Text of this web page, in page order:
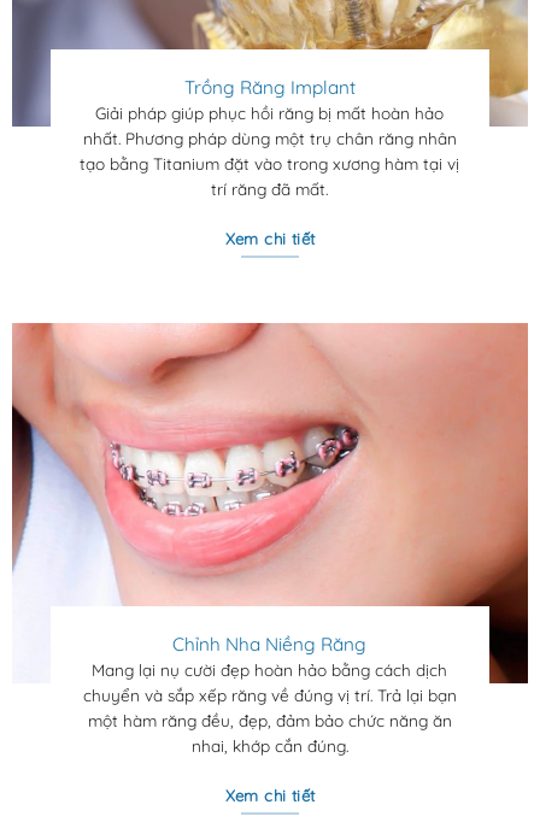
Trồng Răng Implant
Giải pháp giúp phục hồi răng bị mất hoàn hảo
nhất. Phương pháp dùng một trụ chân răng nhân
tạo bằng Titanium đặt vào trong xương hàm tại vị
trí răng đã mất.
Xem chi tiết
Chỉnh Nha Niềng Răng
Mang lại nụ cười đẹp hoàn hảo bằng cách dịch
chuyển và sắp xếp răng về đúng vị trí. Trả lại bạn
một hàm răng đều, đẹp, đảm bảo chức năng ăn
nhai, khớp cắn đúng.
Xem chi tiết